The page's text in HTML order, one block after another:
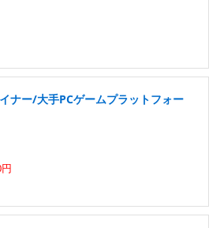
ナー/大手PCゲームプラットフォー